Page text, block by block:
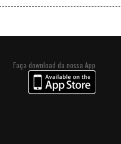
Faça download da nossa App